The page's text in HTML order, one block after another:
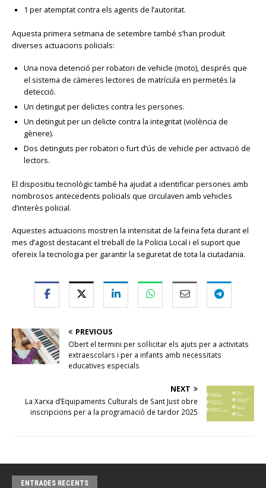
1 per atemptat contra els agents de l’autoritat.
Aquesta primera setmana de setembre també s’han produït
diverses actuacions policials:
Una nova detenció per robatori de vehicle (moto), després que
el sistema de càmeres lectores de matrícula en permetés la
detecció.
Un detingut per delictes contra les persones.
Un detingut per un delicte contra la integritat (violència de
gènere).
Dos detinguts per robatori o furt d’ús de vehicle per activació de
lectors.
El dispositiu tecnològic també ha ajudat a identificar persones amb
nombrosos antecedents policials que circulaven amb vehicles
d’interès policial.
Aquestes actuacions mostren la intensitat de la feina feta durant el
mes d’agost destacant el treball de la Policia Local i el suport que
ofereix la tecnologia per garantir la seguretat de tota la ciutadania.
PREVIOUS
Obert el termini per sol·licitar els ajuts per a activitats
extraescolars i per a infants amb necessitats
educatives especials
NEXT
La Xarxa d’Equipaments Culturals de Sant Just obre
inscripcions per a la programació de tardor 2025
ENTRADES RECENTS